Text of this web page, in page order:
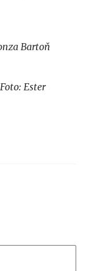
Bartoň
Ester